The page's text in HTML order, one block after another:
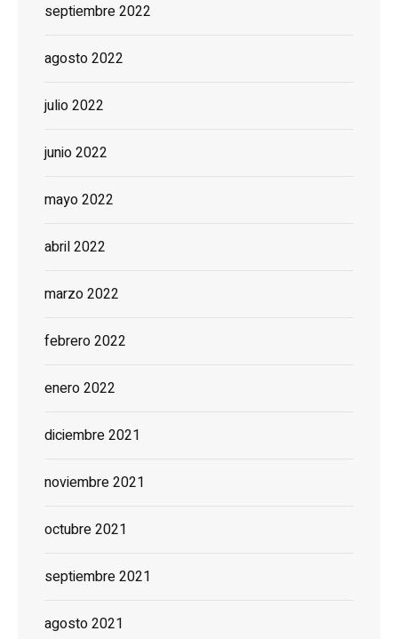
septiembre 2022
agosto 2022
julio 2022
junio 2022
mayo 2022
abril 2022
marzo 2022
febrero 2022
enero 2022
diciembre 2021
noviembre 2021
octubre 2021
septiembre 2021
agosto 2021